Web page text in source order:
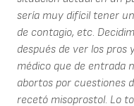
sería muy difícil tener
de contagio, etc.
después de ver los pros
médico que de entrada
abortos por cuestiones
recetó misoprostol. Lo